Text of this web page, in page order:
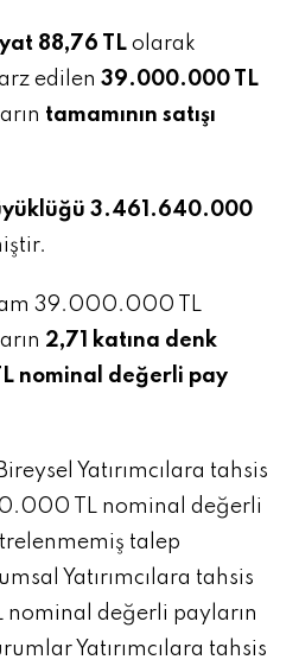
88,76 TL olarak
edilen 39.000.000 TL
tamamının satışı
3.461.640.000
39.000.000 TL
2,71 katına denk
nominal değerli pay
Yatırımcılara tahsis
TL nominal değerli
talep
Yatırımcılara tahsis
değerli payların
Yatırımcılara tahsis